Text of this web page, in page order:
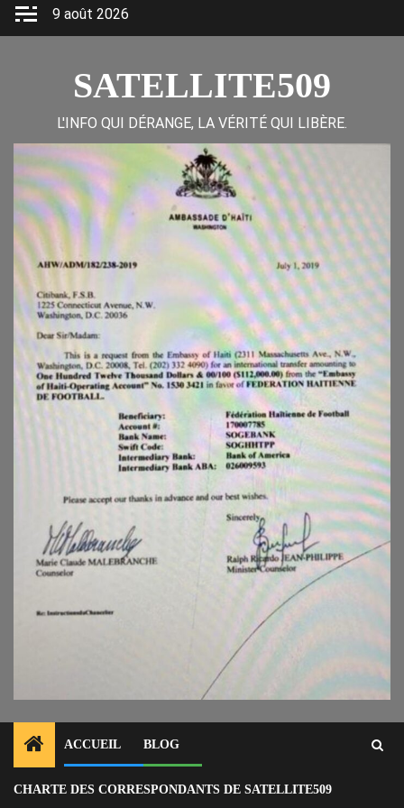
Skip
9 août 2026
SATELLITE509
L'INFO QUI DÉRANGE, LA VÉRITÉ QUI LIBÈRE.
ACCUEIL BLOG
CHARTE DES CORRESPONDANTS DE SATELLITE509
Home
Actu